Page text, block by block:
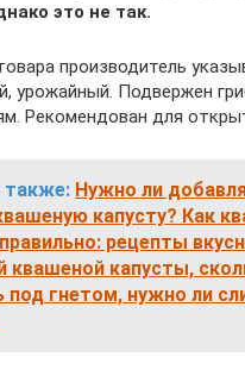
это не так.
производитель
урожайный. Подвержен
Рекомендован для
также: Нужно ли
капусту? Как
рецепты
квашеной капусты,
под гнетом, нужно ли